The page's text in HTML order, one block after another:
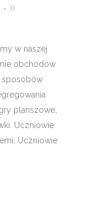
0
w naszej
obchodów
sposobów
planszowe,
Uczniowie
Uczniowie